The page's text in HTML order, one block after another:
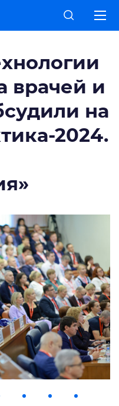
врачей и
на
2024.